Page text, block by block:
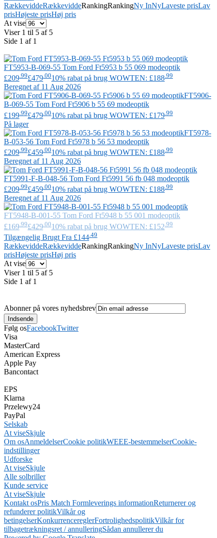
RækkeviddeRækkeviddeRankingRankingNy InNyLaveste prisLav
prisHøjeste prisHøj pris
At vise
Viser 1 til 5 af 5
Side 1 af 1
FT5953-B-069-55 Tom Ford Ft5953 b 55 069 modeoptik
£209 .99£479 .0010% rabat på brug WOWTEN: £188 .99
Beregnet af 11 Aug 2026
FT5906-
B-069-55 Tom Ford Ft5906 b 55 69 modeoptik
£199 .99£479 .0010% rabat på brug WOWTEN: £179 .99
På lager
FT5978-
B-053-56 Tom Ford Ft5978 b 56 53 modeoptik
£209 .99£459 .0010% rabat på brug WOWTEN: £188 .99
Beregnet af 11 Aug 2026
FT5991-F-B-048-56 Tom Ford Ft5991 56 fb 048 modeoptik
£209 .99£459 .0010% rabat på brug WOWTEN: £188 .99
Beregnet af 11 Aug 2026
FT5948-B-001-55 Tom Ford Ft5948 b 55 001 modeoptik
£169 .99£429 .0010% rabat på brug WOWTEN: £152 .99
Tilgængelig Brugt Fra £144 .49
RækkeviddeRækkeviddeRankingRankingNy InNyLaveste prisLav
prisHøjeste prisHøj pris
At vise
Viser 1 til 5 af 5
Side 1 af 1
Abonner på vores nyhedsbrev
Følg osFacebookTwitter
Visa
MasterCard
American Express
Apple Pay
Bancontact
EPS
Klarna
Przelewy24
PayPal
Selskab
At viseSkjule
Om osAnmeldelserCookie politikWEEE-bestemmelserCookie-
indstillinger
Udforske
At viseSkjule
Alle solbriller
Kunde service
At viseSkjule
Kontakt osPris Match Formleverings informationReturnerer og
refunderer politikVilkår og
betingelserKonkurrencereglerFortrolighedspolitikVilkår for
tilbagetrækningsret / annulleringSådan annullerer du